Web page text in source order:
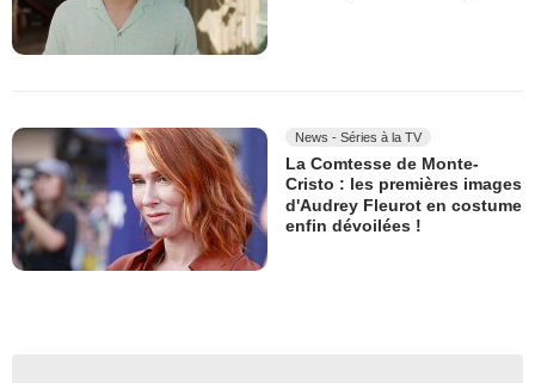
News - Séries à la TV
La Comtesse de Monte-
Cristo : les premières images
d'Audrey Fleurot en costume
enfin dévoilées !